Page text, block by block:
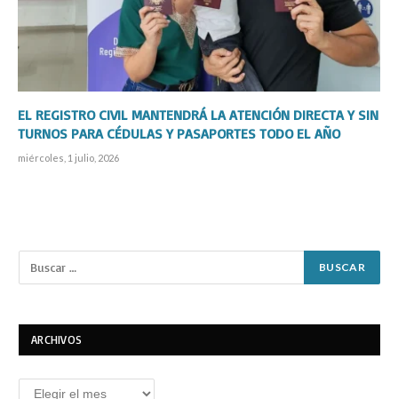
EL REGISTRO CIVIL MANTENDRÁ LA ATENCIÓN DIRECTA Y SIN
TURNOS PARA CÉDULAS Y PASAPORTES TODO EL AÑO
miércoles, 1 julio, 2026
ARCHIVOS
Archivos